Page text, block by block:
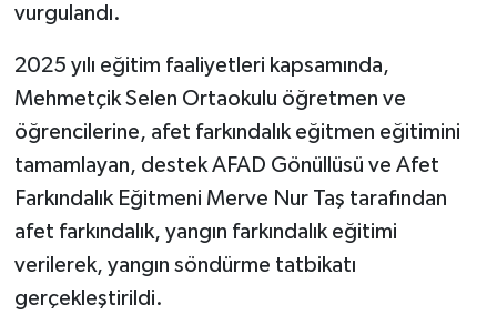
vurgulandı.
2025 yılı eğitim faaliyetleri kapsamında,
Mehmetçik Selen Ortaokulu öğretmen ve
öğrencilerine, afet farkındalık eğitmen eğitimini
tamamlayan, destek AFAD Gönüllüsü ve Afet
Farkındalık Eğitmeni Merve Nur Taş tarafından
afet farkındalık, yangın farkındalık eğitimi
verilerek, yangın söndürme tatbikatı
gerçekleştirildi.